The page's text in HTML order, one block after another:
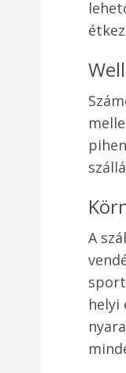
A
helyi